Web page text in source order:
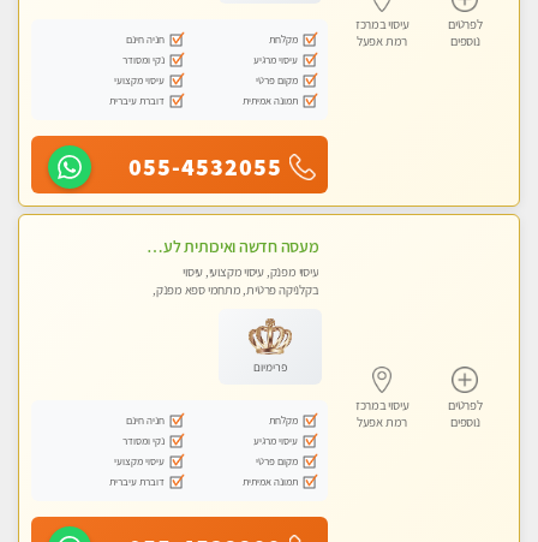
לפרטים
נוספים
עיסוי במרכז
רמת אפעל
מקלחת
חניה חינם
עיסוי מרגיע
נקי ומסודר
מקום פרטי
עיסוי מקצועי
תמונה אמיתית
דוברת עיברית
055-4532055
לפרטים
נוספים
עיסוי במרכז
רמת אפעל
מעסה חדשה ואיכותית לעיסוי מרגיע ומפנק VIP-מומלץ לחלוטין! פרטי! ​​​​​​ Highly recommended
עיסוי מפנק, עיסוי מקצועי, עיסוי
בקלניקה פרטית, מתחמי ספא מפנק,
פרימיום
מקלחת
חניה חינם
עיסוי מרגיע
נקי ומסודר
מקום פרטי
עיסוי מקצועי
תמונה אמיתית
דוברת עיברית